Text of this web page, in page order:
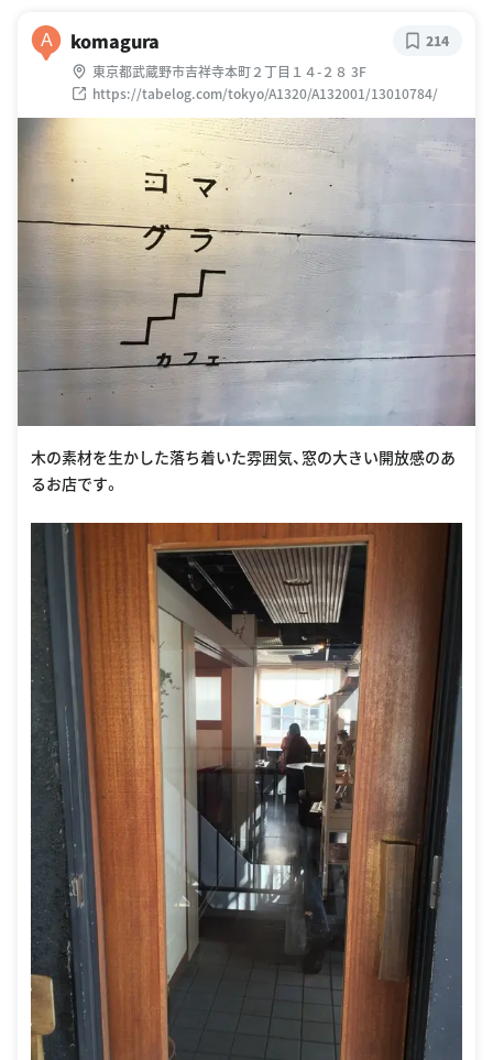
A komagura
東京都武蔵野市吉祥寺本町２丁目１４-２８ 3F
https://tabelog.com/tokyo/A1320/A132001/13010784/
214
木の素材を生かした落ち着いた雰囲気、窓の大きい開放感のあ
るお店です。